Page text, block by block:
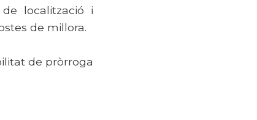
localització i
de millora.
de pròrroga